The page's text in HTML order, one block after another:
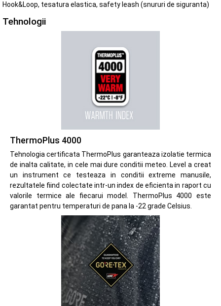
Hook&Loop, tesatura elastica, safety leash (snururi de siguranta)
Tehnologii
ThermoPlus 4000
Tehnologia certificata ThermoPlus garanteaza izolatie termica
de inalta calitate, in cele mai dure conditii meteo. Level a creat
un instrument ce testeaza in conditii extreme manusile,
rezultatele fiind colectate intr-un index de eficienta in raport cu
valorile termice ale fiecarui model. ThermoPlus 4000 este
garantat pentru temperaturi de pana la -22 grade Celsius.